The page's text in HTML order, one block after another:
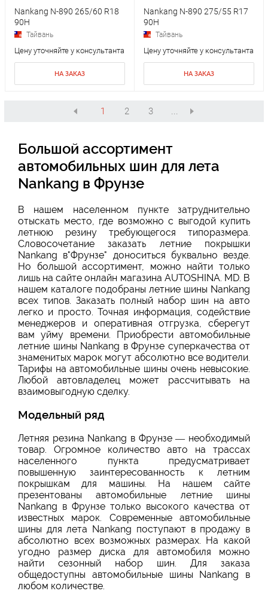
Nankang N-890 265/60 R18
90H
Тайвань
Цену уточняйте у консультанта
НА ЗАКАЗ
Nankang N-890 275/55 R17
90H
Тайвань
Цену уточняйте у консультанта
НА ЗАКАЗ
1 2 3 ...
Большой ассортимент
автомобильных шин для лета
Nankang в Фрунзе
В нашем населенном пункте затруднительно
отыскать место, где возможно с выгодой купить
летнюю резину требующегося типоразмера.
Словосочетание заказать летние покрышки
Nankang в"Фрунзе" доноситься буквально везде.
Но большой ассортимент, можно найти только
лишь на сайте онлайн магазина AUTOSHINA. MD. В
нашем каталоге подобраны летние шины Nankang
всех типов. Заказать полный набор шин на авто
легко и просто. Точная информация, содействие
менеджеров и оперативная отгрузка, сберегут
вам уйму времени. Приобрести автомобильные
летние шины Nankang в Фрунзе суперкачества от
знаменитых марок могут абсолютно все водители.
Тарифы на автомобильные шины очень невысокие.
Любой автовладелец может рассчитывать на
взаимовыгодную сделку.
Модельный ряд
Летняя резина Nankang в Фрунзе — необходимый
товар. Огромное количество авто на трассах
населенного пункта предусматривает
повышенную заинтересованность к летним
покрышкам для машины. На нашем сайте
презентованы автомобильные летние шины
Nankang в Фрунзе только высокого качества от
известных марок. Современные автомобильные
шины для лета Nankang поступают в продажу в
абсолютно всех возможных размерах. На какой
угодно размер диска для автомобиля можно
найти сезонный набор шин. Для заказа
общедоступны автомобильные шины Nankang в
любом количестве.